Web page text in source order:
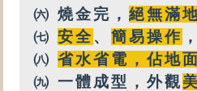
㈥ 燒金完， 絕無滿
㈦ 安全、 簡易操作
㈧ 省水省電，佔地
㈨ 一體成型，外觀